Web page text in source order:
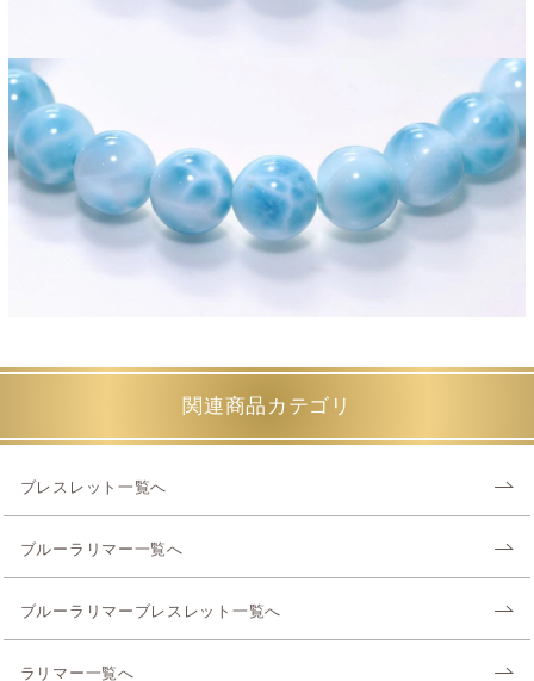
関連商品カテゴリ
ブレスレット一覧へ
ブルーラリマー一覧へ
ブルーラリマーブレスレット一覧へ
ラリマー一覧へ